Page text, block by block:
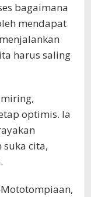
bagaimana
mendapat
harus saling
optimis. Ia
suka cita,